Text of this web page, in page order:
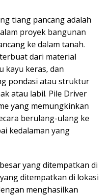
tiang pancang adalah
proyek bangunan
ke dalam tanah.
dari material
kayu keras, dan
pondasi atau struktur
atau labil. Pile Driver
yang memungkinkan
berulang-ulang ke
kedalaman yang
yang ditempatkan di
ditempatkan di lokasi
menghasilkan